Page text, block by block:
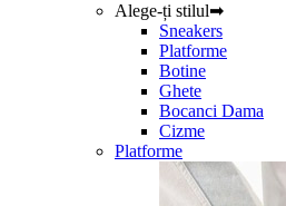
Alege-ți stilul➡
Sneakers
Platforme
Botine
Ghete
Bocanci Dama
Cizme
Platforme